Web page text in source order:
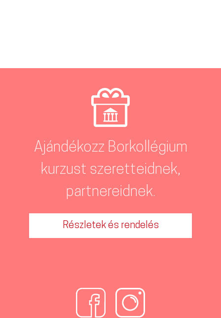
Ajándékozz Borkollégium
kurzust szeretteidnek,
partnereidnek.
Részletek és rendelés